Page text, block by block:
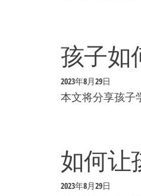
孩子如
2023年8月29日
本文将分享孩子
如何让
2023年8月29日